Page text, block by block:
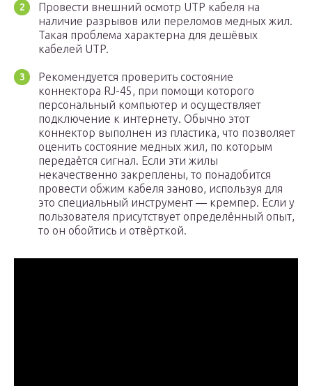
Провести внешний осмотр UTP кабеля на
наличие разрывов или переломов медных жил.
Такая проблема характерна для дешёвых
кабелей UTP.
Рекомендуется проверить состояние
коннектора RJ-45, при помощи которого
персональный компьютер и осуществляет
подключение к интернету. Обычно этот
коннектор выполнен из пластика, что позволяет
оценить состояние медных жил, по которым
передаётся сигнал. Если эти жилы
некачественно закреплены, то понадобится
провести обжим кабеля заново, используя для
это специальный инструмент — кремпер. Если у
пользователя присутствует определённый опыт,
то он обойтись и отвёрткой.